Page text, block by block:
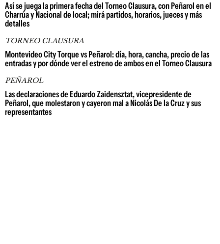
Así se juega la primera fecha del Torneo Clausura, con Peñarol en el
Charrúa y Nacional de local; mirá partidos, horarios, jueces y más
detalles
TORNEO CLAUSURA
Montevideo City Torque vs Peñarol: día, hora, cancha, precio de las
entradas y por dónde ver el estreno de ambos en el Torneo Clausura
PEÑAROL
Las declaraciones de Eduardo Zaidensztat, vicepresidente de
Peñarol, que molestaron y cayeron mal a Nicolás De la Cruz y sus
representantes